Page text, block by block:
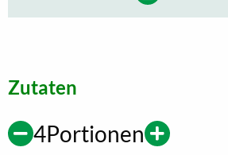
Zutaten
4Portionen